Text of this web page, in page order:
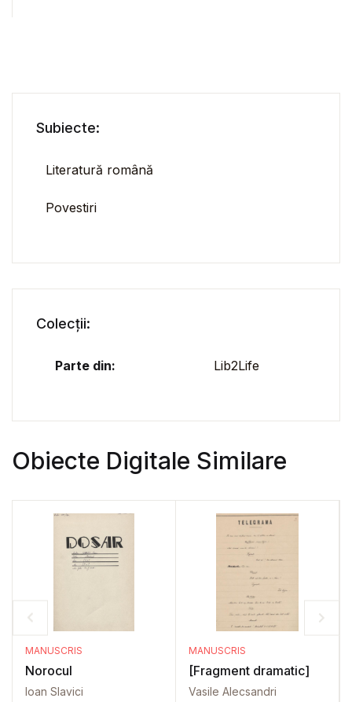
Subiecte:
Literatură română
Povestiri
Colecții:
Parte din: Lib2Life
Obiecte Digitale Similare
MANUSCRIS
Norocul
Ioan Slavici
MANUSCRIS
[Fragment dramatic]
Vasile Alecsandri